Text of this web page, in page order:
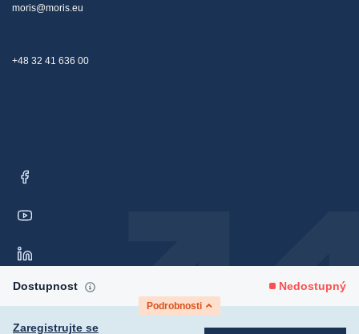
Dostupnost Nedostupný
Podrobnosti
Zaregistrujte se
moris@moris.eu
+48 32 41 636 00